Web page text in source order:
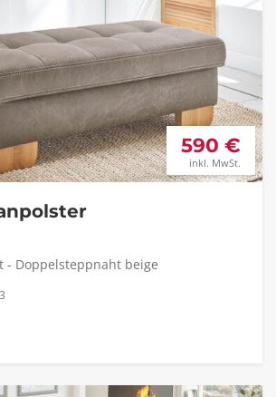
590 €
inkl. MwSt.
- Doppelsteppnaht beige